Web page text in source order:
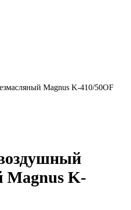
Magnus K-410/50OF
Magnus K-